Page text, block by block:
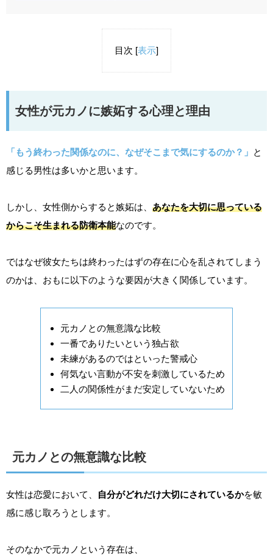
目次 [表示]
女性が元カノに嫉妬する心理と理由
「もう終わった関係なのに、なぜそこまで気にするのか？」 と
感じる男性は多いかと思います。
しかし、女性側からすると嫉妬は、 あなたを大切に思っている
からこそ生まれる防衛本能なのです。
ではなぜ彼女たちは終わったはずの存在に心を乱されてしまう
のかは、おもに以下のような要因が大きく関係しています。
元カノとの無意識な比較
一番でありたいという独占欲
未練があるのではといった警戒心
何気ない言動が不安を刺激しているため
二人の関係性がまだ安定していないため
元カノとの無意識な比較
女性は恋愛において、 自分がどれだけ大切にされているかを敏
感に感じ取ろうとします。
そのなかで元カノという存在は、